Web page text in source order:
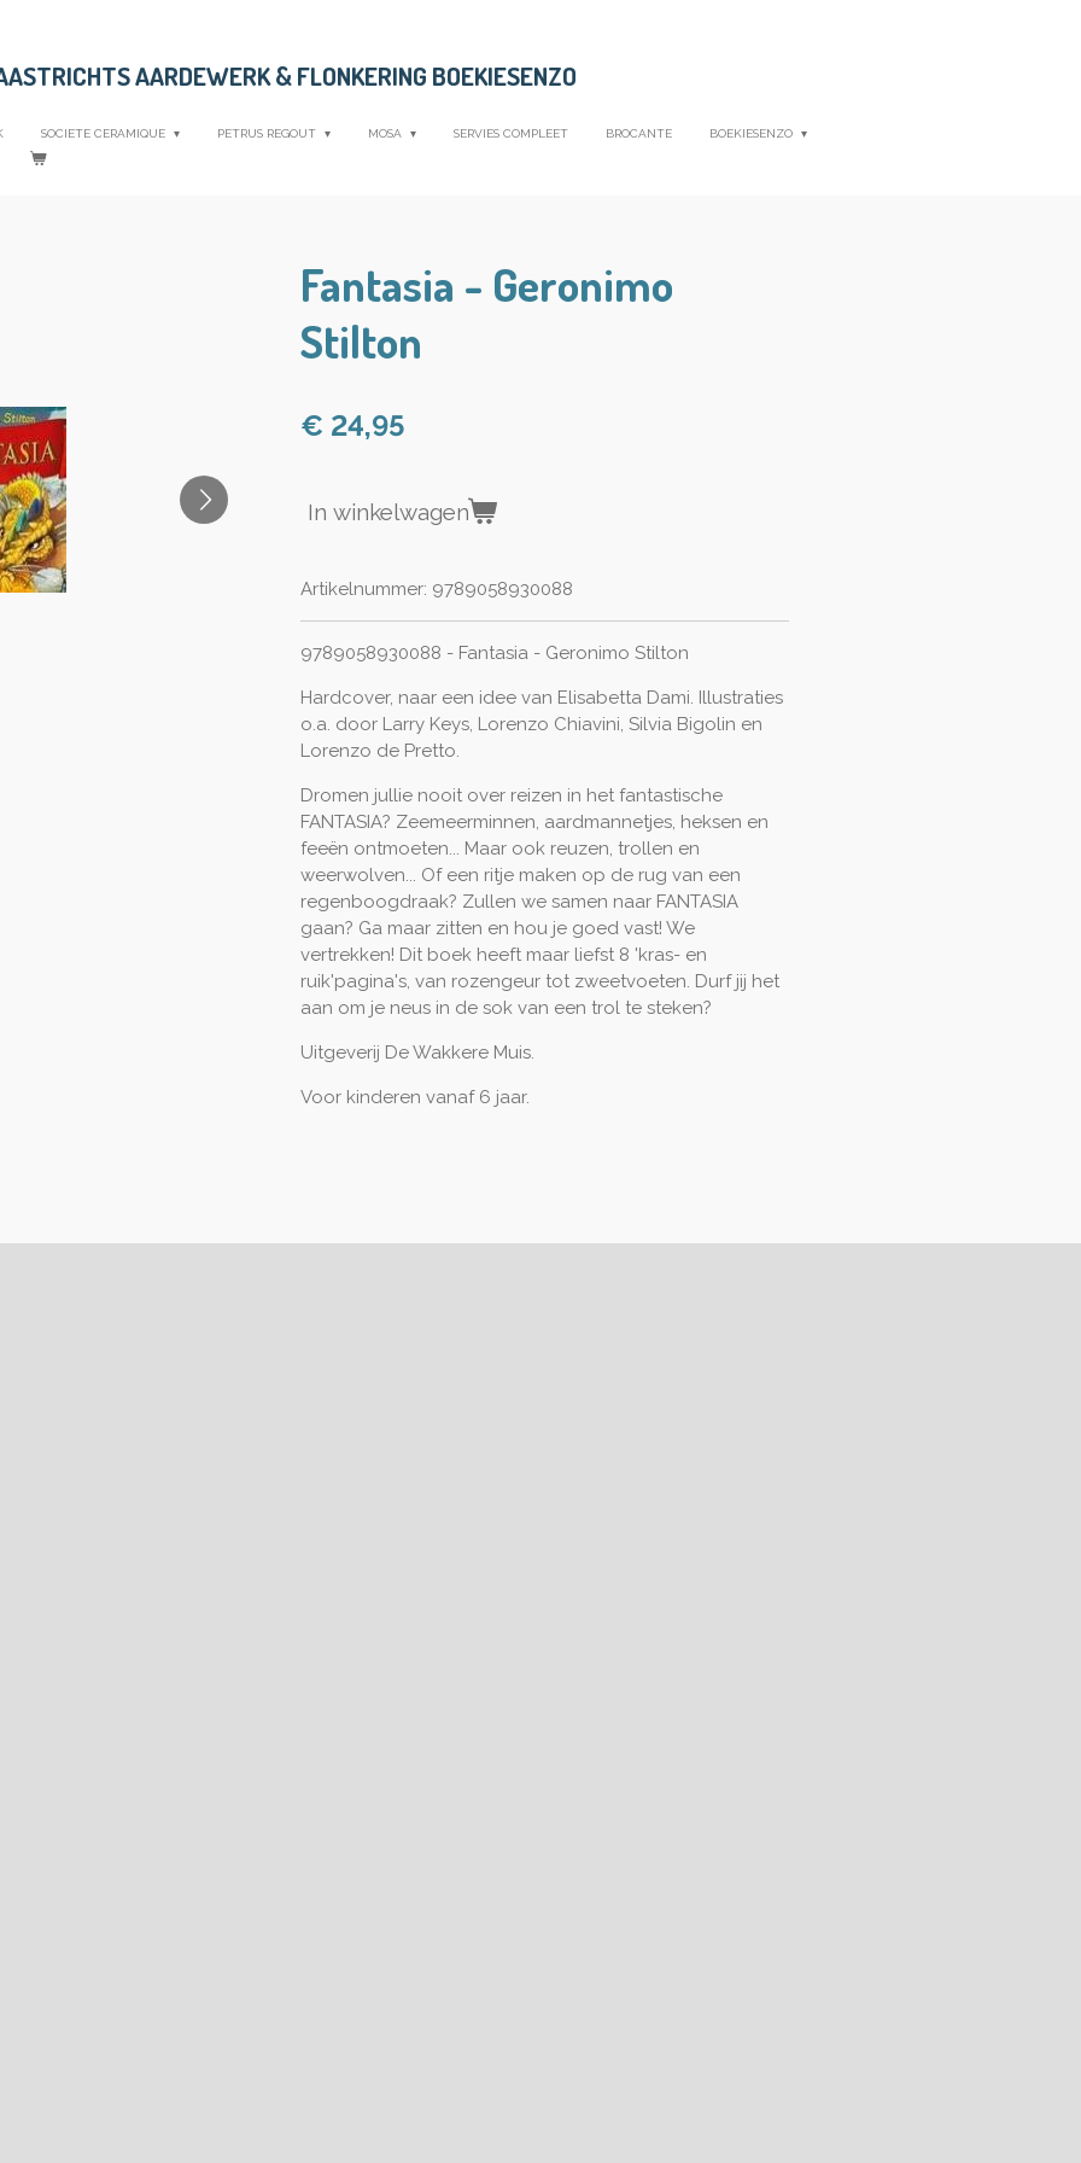
AARDEWERK &FLONKERING BOEKIESENZO
SOCIETE CERAMIQUE PETRUS REGOUT MOSA SERVIES COMPLEET BROCANTE
BOEKIESENZO
Fantasia - Geronimo
Stilton
€ 24,95
In winkelwagen
Artikelnummer: 9789058930088
9789058930088 - Fantasia - Geronimo Stilton
Hardcover, naar een idee van Elisabetta Dami. Illustraties
o.a. door Larry Keys, Lorenzo Chiavini, Silvia Bigolin en
Lorenzo de Pretto.
Dromen jullie nooit over reizen in het fantastische
FANTASIA? Zeemeerminnen, aardmannetjes, heksen en
feeën ontmoeten... Maar ook reuzen, trollen en
weerwolven... Of een ritje maken op de rug van een
regenboogdraak? Zullen we samen naar FANTASIA
gaan? Ga maar zitten en hou je goed vast! We
vertrekken! Dit boek heeft maar liefst 8 'kras- en
ruik'pagina's, van rozengeur tot zweetvoeten. Durf jij het
aan om je neus in de sok van een trol te steken?
Uitgeverij De Wakkere Muis.
Voor kinderen vanaf 6 jaar.